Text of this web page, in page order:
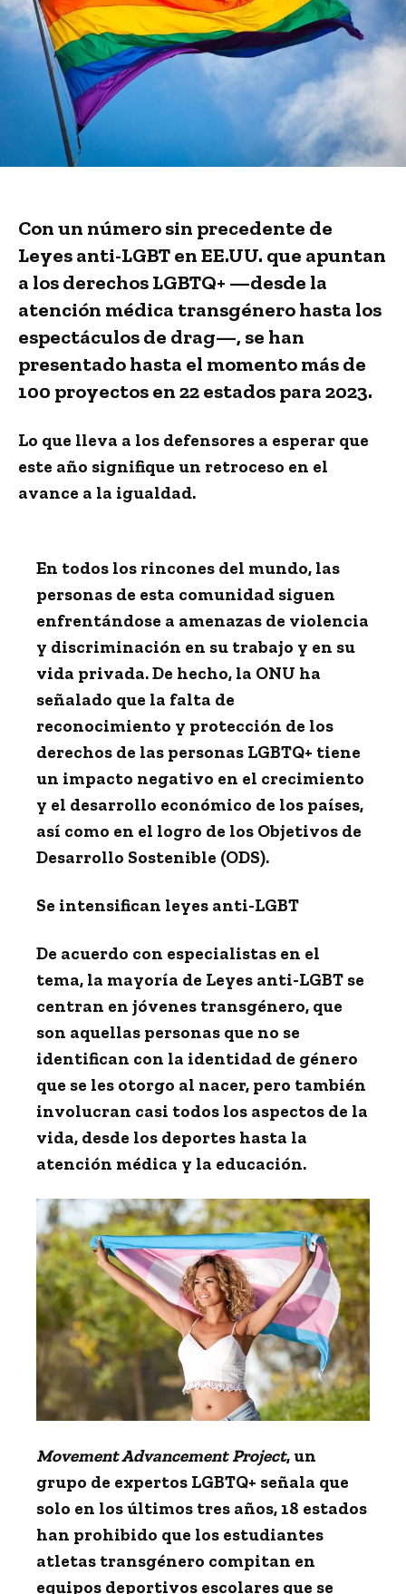
Con un número sin precedente de
Leyes anti-LGBT en EE.UU. que apuntan
a los derechos LGBTQ+ —desde la
atención médica transgénero hasta los
espectáculos de drag—, se han
presentado hasta el momento más de
100 proyectos en 22 estados para 2023.
Lo que lleva a los defensores a esperar que
este año signifique un retroceso en el
avance a la igualdad.
En todos los rincones del mundo, las
personas de esta comunidad siguen
enfrentándose a amenazas de violencia
y discriminación en su trabajo y en su
vida privada. De hecho, la ONU ha
señalado que la falta de
reconocimiento y protección de los
derechos de las personas LGBTQ+ tiene
un impacto negativo en el crecimiento
y el desarrollo económico de los países,
así como en el logro de los Objetivos de
Desarrollo Sostenible (ODS).
Se intensifican leyes anti-LGBT
De acuerdo con especialistas en el
tema, la mayoría de Leyes anti-LGBT se
centran en jóvenes transgénero, que
son aquellas personas que no se
identifican con la identidad de género
que se les otorgo al nacer, pero también
involucran casi todos los aspectos de la
vida, desde los deportes hasta la
atención médica y la educación.
Movement Advancement Project, un
grupo de expertos LGBTQ+ señala que
solo en los últimos tres años, 18 estados
han prohibido que los estudiantes
atletas transgénero compitan en
equipos deportivos escolares que se